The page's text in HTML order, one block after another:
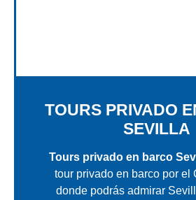
TOURS PRIVADO
SEVILLA
Tours privado en barco
tour privado en barco por el
donde podrás admirar